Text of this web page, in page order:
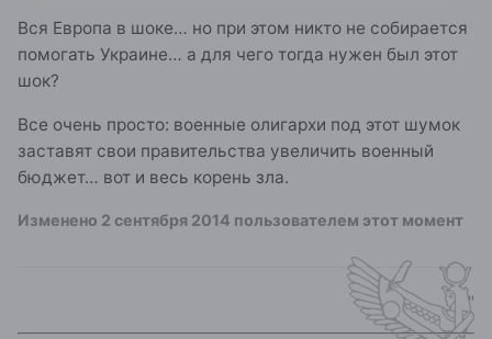
Вся Европа в шоке… но при этом никто не собирается
помогать Украине… а для чего тогда нужен был этот
шок?
Все очень просто: военные олигархи под этот шумок
заставят свои правительства увеличить военный
бюджет… вот и весь корень зла.
Изменено 2 сентября 2014 пользователем этот момент
"